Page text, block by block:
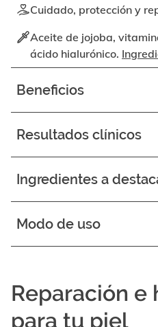
activando
botón
correspondiente.
Cuidado, protección y
Aceite de jojoba,
ácido hialurónico.
Beneficios
Resultados clínicos
Ingredientes a
Modo de uso
Reparación e
para tu piel